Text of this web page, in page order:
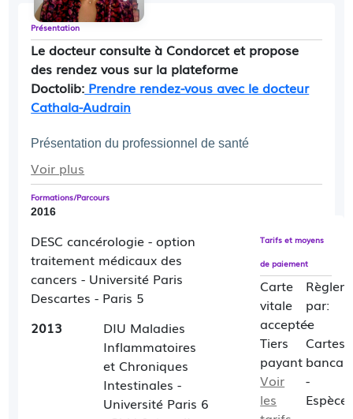
Présentation
Le docteur consulte à Condorcet et propose
des rendez vous sur la plateforme
Doctolib: Prendre rendez-vous avec le docteur
Cathala-Audrain
Présentation du professionnel de santé
Le gastro-entérologue est le spécialiste des
organes du tube digestif (œsophage, estomac,
intestin, etc.). En tant qu'hépatologue, il est aussi
spécialiste du foie, des voies biliaires et du
pancréas. Il prend notamment en charge les
douleurs persistantes au ventre ainsi que les
occlusions intestinales et les pathologies du foie
Voir plus
Formations/Parcours
2016
DESC cancérologie - option
traitement médicaux des
cancers - Université Paris
Descartes - Paris 5
2013
DIU Maladies
Inflammatoires
et Chroniques
Intestinales -
Université Paris 6
Tarifs et moyens
de paiement
Carte
vitale
acceptée
Tiers
payant
Voir
les
par:
-
Cartes
-
Espèces